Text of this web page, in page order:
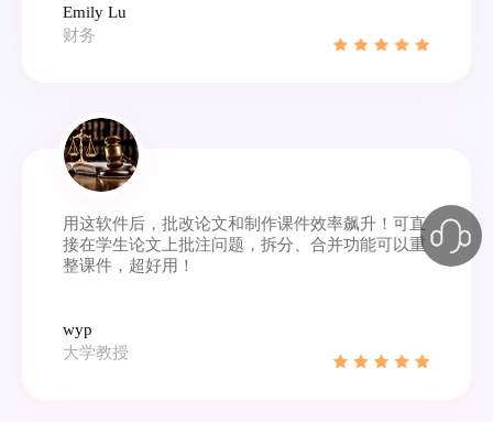
Emily Lu
财务
用这软件后，批改论文和制作课件效率飙升！可直
接在学生论文上批注问题，拆分、合并功能可以重
整课件，超好用！
wyp
大学教授